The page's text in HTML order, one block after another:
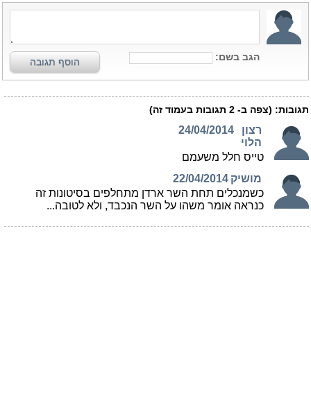
הגב בשם: הוסף תגובה
תגובות: (צפה ב- 2 תגובות בעמוד זה)
רצון
הלוי
24/04/2014
טייס חלל משעמם
מושיק 22/04/2014
כשמנכלים תחת השר ארדן מתחלפים בסיטונות זה
כנראה אומר משהו על השר הנכבד, ולא לטובה...